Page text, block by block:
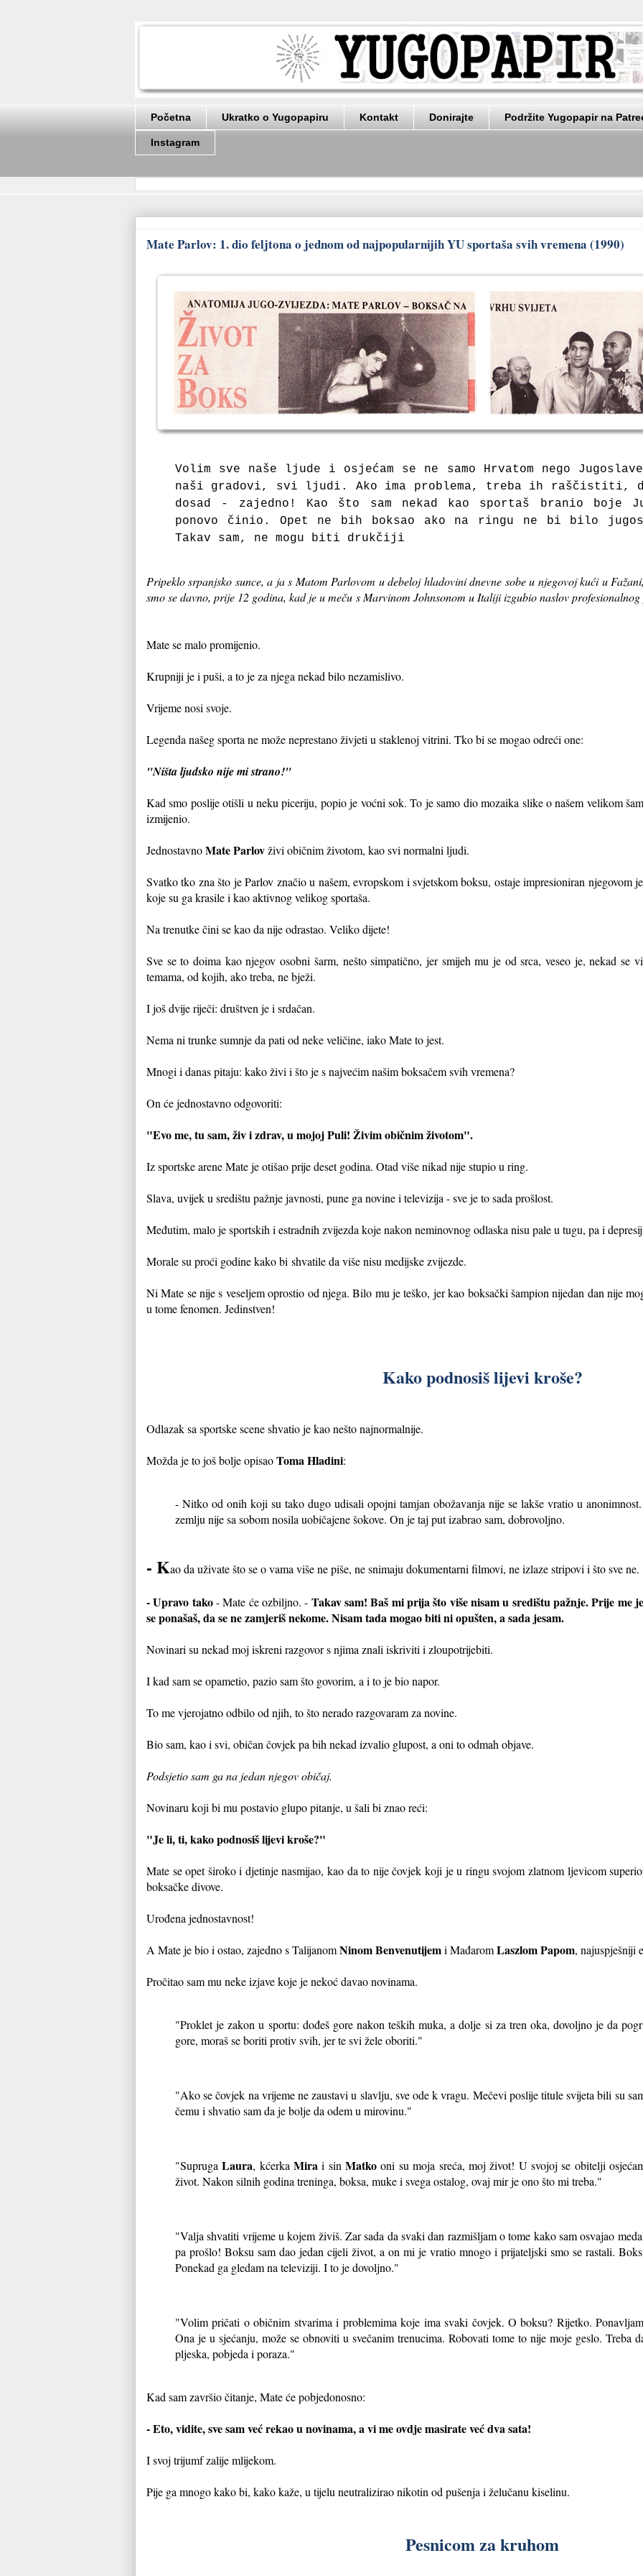
Početna Ukratko o Yugopapiru Kontakt Donirajte Podržite Yugopapir na
Instagram
Mate Parlov: 1. dio feljtona o jednom od najpopularnijih YU sportaša svih vremena (1990)
Volim sve naše ljude i osjećam se ne samo Hrvatom nego
naši gradovi, svi ljudi. Ako ima problema, treba ih raščistiti,
dosad - zajedno! Kao što sam nekad kao sportaš branio boje
ponovo činio. Opet ne bih boksao ako na ringu ne bi bilo
Takav sam, ne mogu biti drukčiji
Pripeklo srpanjsko sunce, a ja s Matom Parlovom u debeloj hladovini dnevne sobe u njegovoj kući u
smo se davno, prije 12 godina, kad je u meču s Marvinom Johnsonom u Italiji izgubio naslov
Mate se malo promijenio.
Krupniji je i puši, a to je za njega nekad bilo nezamislivo.
Vrijeme nosi svoje.
Legenda našeg sporta ne može neprestano živjeti u staklenoj vitrini. Tko bi se mogao odreći one:
"Ništa ljudsko nije mi strano!"
Kad smo poslije otišli u neku piceriju, popio je voćni sok. To je samo dio mozaika slike o našem velikom
izmijenio.
JednostavnoMate Parlovživi običnim životom, kao svi normalni ljudi.
Svatko tko zna što je Parlov značio u našem, evropskom i svjetskom boksu, ostaje impresioniran njegovom
koje su ga krasile i kao aktivnog velikog sportaša.
Na trenutke čini se kao da nije odrastao. Veliko dijete!
Sve se to doima kao njegov osobni šarm, nešto simpatično, jer smijeh mu je od srca, veseo je, nekad
temama, od kojih, ako treba, ne bježi.
I još dvije riječi: društven je i srdačan.
Nema ni trunke sumnje da pati od neke veličine, iako Mate to jest.
Mnogi i danas pitaju: kako živi i što je s najvećim našim boksačem svih vremena?
On će jednostavno odgovoriti:
"Evo me, tu sam, živ i zdrav, u mojoj Puli! Živim običnim životom".
Iz sportske arene Mate je otišao prije deset godina. Otad više nikad nije stupio u ring.
Slava, uvijek u središtu pažnje javnosti, pune ga novine i televizija - sve je to sada prošlost.
Međutim, malo je sportskih i estradnih zvijezda koje nakon neminovnog odlaska nisu pale u tugu, pa i
Morale su proći godine kako bi shvatile da više nisu medijske zvijezde.
Ni Mate se nije s veseljem oprostio od njega. Bilo mu je teško, jer kao boksački šampion nijedan dan nije
u tome fenomen. Jedinstven!
Kako podnosiš lijevi kroše?
Odlazak sa sportske scene shvatio je kao nešto najnormalnije.
Možda je to još bolje opisaoToma Hladini:
- Nitko od onih koji su tako dugo udisali opojni tamjan obožavanja nije se lakše vratio u
zemlju nije sa sobom nosila uobičajene šokove. On je taj put izabrao sam, dobrovoljno.
- Kao da uživate što se o vama više ne piše, ne snimaju dokumentarni filmovi, ne izlaze stripovi i što sve
- Upravo tako- Mate će ozbiljno. - Takav sam! Baš mi prija što više nisam u središtu pažnje. Prije me
se ponašaš, da se ne zamjeriš nekome. Nisam tada mogao biti ni opušten, a sada jesam.
Novinari su nekad moj iskreni razgovor s njima znali iskriviti i zloupotrijebiti.
I kad sam se opametio, pazio sam što govorim, a i to je bio napor.
To me vjerojatno odbilo od njih, to što nerado razgovaram za novine.
Bio sam, kao i svi, običan čovjek pa bih nekad izvalio glupost, a oni to odmah objave.
Podsjetio sam ga na jedan njegov običaj.
Novinaru koji bi mu postavio glupo pitanje, u šali bi znao reći:
"Je li, ti, kako podnosiš lijevi kroše?"
Mate se opet široko i djetinje nasmijao, kao da to nije čovjek koji je u ringu svojom zlatnom ljevicom
boksačke divove.
Urođena jednostavnost!
A Mate je bio i ostao, zajedno s TalijanomNinom Benvenutijemi MađaromLaszlom Papom, najuspješniji
Pročitao sam mu neke izjave koje je nekoć davao novinama.
"Proklet je zakon u sportu: dođeš gore nakon teških muka, a dolje si za tren oka, dovoljno je da
gore, moraš se boriti protiv svih, jer te svi žele oboriti."
"Ako se čovjek na vrijeme ne zaustavi u slavlju, sve ode k vragu. Mečevi poslije titule svijeta bili su
čemu i shvatio sam da je bolje da odem u mirovinu."
"SuprugaLaura, kćerkaMira i sinMatko oni su moja sreća, moj život! U svojoj se obitelji
život. Nakon silnih godina treninga, boksa, muke i svega ostalog, ovaj mir je ono što mi treba."
"Valja shvatiti vrijeme u kojem živiš. Zar sada da svaki dan razmišljam o tome kako sam osvajao
pa prošlo! Boksu sam dao jedan cijeli život, a on mi je vratio mnogo i prijateljski smo se rastali.
Ponekad ga gledam na televiziji. I to je dovoljno."
"Volim pričati o običnim stvarima i problemima koje ima svaki čovjek. O boksu? Rijetko.
Ona je u sjećanju, može se obnoviti u svečanim trenucima. Robovati tome to nije moje geslo. Treba
pljeska, pobjeda i poraza."
Kad sam završio čitanje, Mate će pobjedonosno:
- Eto, vidite, sve sam već rekao u novinama, a vi me ovdje masirate već dva sata!
I svoj trijumf zalije mlijekom.
Pije ga mnogo kako bi, kako kaže, u tijelu neutralizirao nikotin od pušenja i želučanu kiselinu.
Pesnicom za kruhom